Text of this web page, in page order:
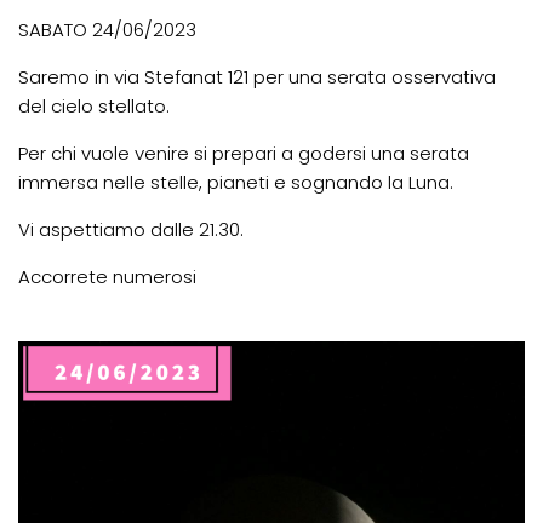
SABATO 24/06/2023
Saremo in via Stefanat 121 per una serata osservativa
del cielo stellato.
Per chi vuole venire si prepari a godersi una serata
immersa nelle stelle, pianeti e sognando la Luna.
Vi aspettiamo dalle 21.30.
Accorrete numerosi